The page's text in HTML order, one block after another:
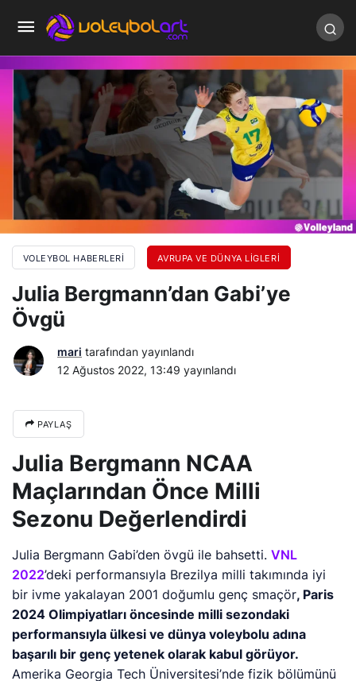
VOLEYBOL HABERLERI AVRUPA VE DÜNYA LIGLERI
Julia Bergmann’dan Gabi’ye
Övgü
mari tarafından yayınlandı
12 Ağustos 2022, 13:49 yayınlandı
PAYLAŞ
Julia Bergmann NCAA
Maçlarından Önce Milli
Sezonu Değerlendirdi
Julia Bergmann Gabi’den övgü ile bahsetti.VNL
2022’deki performansıyla Brezilya milli takımında iyi
bir ivme yakalayan 2001 doğumlu genç smaçör, Paris
2024 Olimpiyatları öncesinde milli sezondaki
performansıyla ülkesi ve dünya voleybolu adına
başarılı bir genç yetenek olarak kabul görüyor.
Amerika Georgia Tech Üniversitesi’nde fizik bölümünü